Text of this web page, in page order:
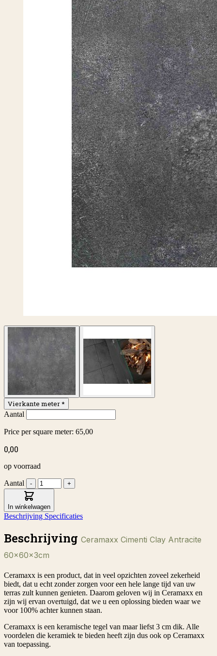
Vierkante meter*
Aantal
Price per square meter: 65,00
0,00
op voorraad
Aantal - +
In winkelwagen
Beschrijving Specificaties
Beschrijving Ceramaxx Cimenti Clay Antracite
60x60x3cm
Ceramaxx is een product, dat in veel opzichten zoveel zekerheid
biedt, dat u echt zonder zorgen voor een hele lange tijd van uw
terras zult kunnen genieten. Daarom geloven wij in Ceramaxx en
zijn wij ervan overtuigd, dat we u een oplossing bieden waar we
voor 100% achter kunnen staan.
Ceramaxx is een keramische tegel van maar liefst 3 cm dik. Alle
voordelen die keramiek te bieden heeft zijn dus ook op Ceramaxx
van toepassing.